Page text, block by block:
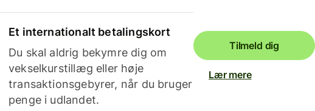
Et internationalt betalingskort
Du skal aldrig bekymre dig om
vekselkurstillæg eller høje
transaktionsgebyrer, når du bruger
penge i udlandet.
Tilmeld dig
Lær mere